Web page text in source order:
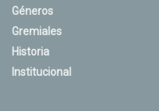
Géneros
Gremiales
Historia
Institucional